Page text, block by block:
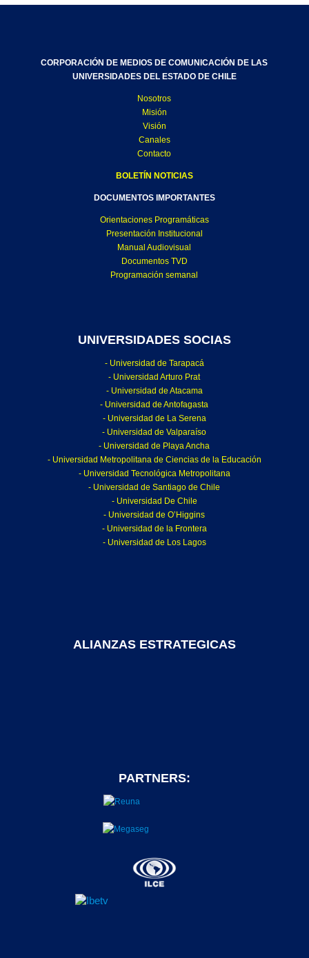
CORPORACIÓN DE MEDIOS DE COMUNICACIÓN DE LAS
UNIVERSIDADES DEL ESTADO DE CHILE
Nosotros
Misión
Visión
Canales
Contacto
BOLETÍN NOTICIAS
DOCUMENTOS IMPORTANTES
Orientaciones Programáticas
Presentación Institucional
Manual Audiovisual
Documentos TVD
Programación semanal
UNIVERSIDADES SOCIAS
- Universidad de Tarapacá
- Universidad Arturo Prat
- Universidad de Atacama
- Universidad de Antofagasta
- Universidad de La Serena
- Universidad de Valparaíso
- Universidad de Playa Ancha
- Universidad Metropolitana de Ciencias de la Educación
- Universidad Tecnológica Metropolitana
- Universidad de Santiago de Chile
- Universidad De Chile
- Universidad de O’Higgins
- Universidad de la Frontera
- Universidad de Los Lagos
ALIANZAS ESTRATEGICAS
PARTNERS: